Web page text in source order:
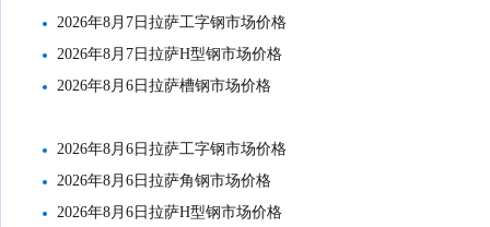
2026年8月7日拉萨工字钢市场价格
2026年8月7日拉萨H型钢市场价格
2026年8月6日拉萨槽钢市场价格
2026年8月6日拉萨工字钢市场价格
2026年8月6日拉萨角钢市场价格
2026年8月6日拉萨H型钢市场价格